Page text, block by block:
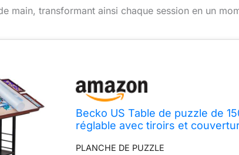
main, transformant ainsi chaque session en un
Becko US Table de puzzle de
réglable avec tiroirs et
PLANCHE DE PUZZLE